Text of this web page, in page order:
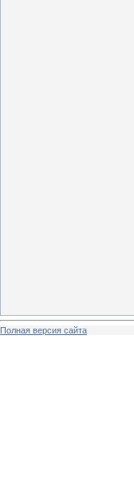
Полная версия сайта